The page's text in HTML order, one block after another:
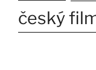
český